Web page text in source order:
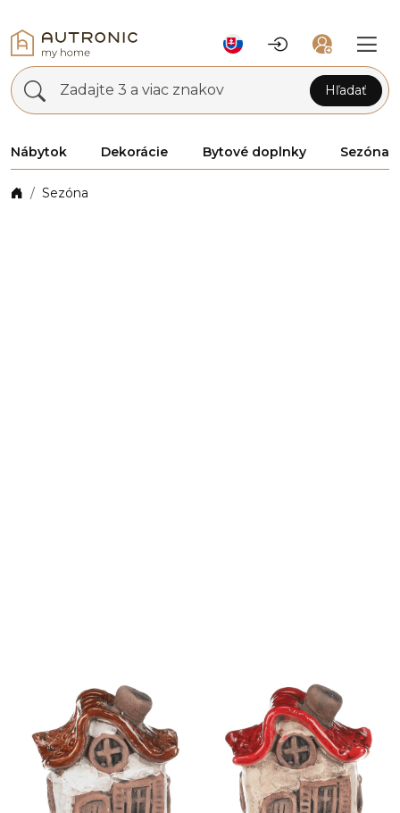
Zadajte 3 a viac znakov Hľadať
Nábytok Dekorácie Bytové doplnky Sezóna
Sezóna